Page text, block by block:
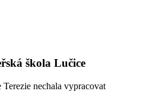
škola Lučice
nechala vypracovat